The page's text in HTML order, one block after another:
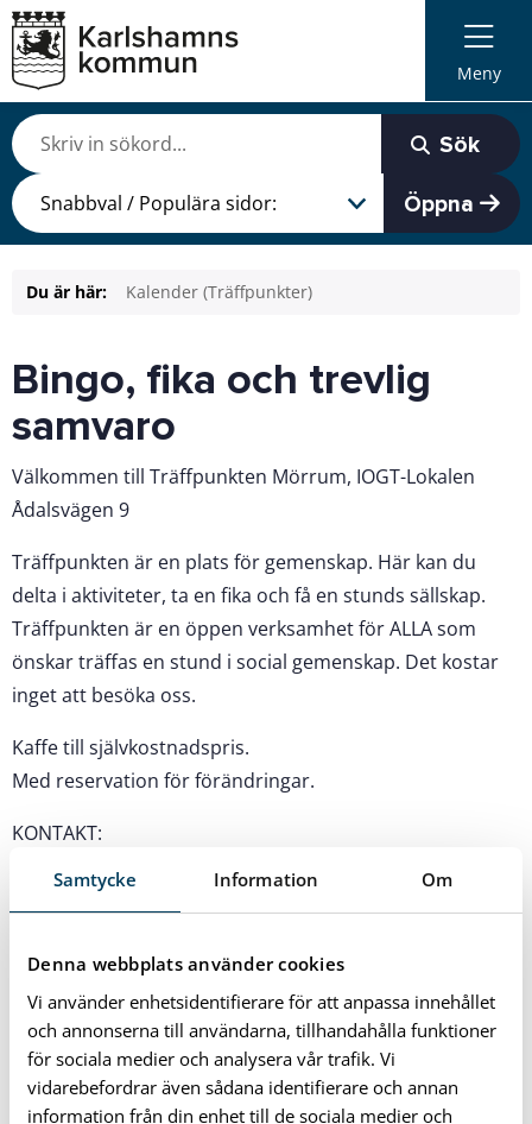
Samtycke Information Om
Denna webbplats använder cookies
Vi använder enhetsidentifierare för att anpassa innehållet
och annonserna till användarna, tillhandahålla funktioner
för sociala medier och analysera vår trafik. Vi
vidarebefordrar även sådana identifierare och annan
information från din enhet till de sociala medier och
Meny
Sök
Öppna
Du är här: Kalender (Träffpunkter)
Bingo, fika och trevlig
samvaro
Välkommen till Träffpunkten Mörrum, IOGT-Lokalen
Ådalsvägen 9
Träffpunkten är en plats för gemenskap. Här kan du
delta i aktiviteter, ta en fika och få en stunds sällskap.
Träffpunkten är en öppen verksamhet för ALLA som
önskar träffas en stund i social gemenskap. Det kostar
inget att besöka oss.
Kaffe till självkostnadspris.
Med reservation för förändringar.
KONTAKT:
Träffpunkt Mörrum
IOGT-lokalen, Ådalsvägen 9, 375 33 Mörrum
För information kontakta
Göran Håkansson 0767150593
Anita Johansson 0709720958
DELA: